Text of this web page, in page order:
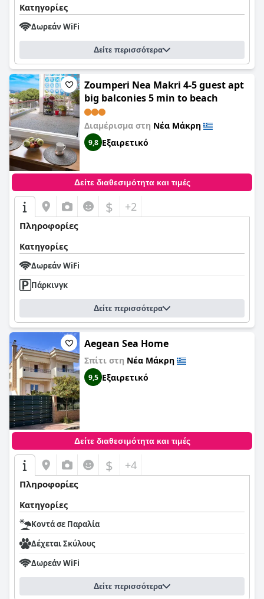
Κατηγορίες
Δωρεάν WiFi
Δείτε περισσότερα
Zoumperi Nea Makri 4-5 guest apt
big balconies 5 min to beach
Διαμέρισμα στη Νέα Μάκρη
9,8 Εξαιρετικό
Δείτε διαθεσιμότητα και τιμές
$ +2
Πληροφορίες
Κατηγορίες
Δωρεάν WiFi
Πάρκινγκ
Δείτε περισσότερα
Aegean Sea Home
Σπίτι στη Νέα Μάκρη
9,5 Εξαιρετικό
Δείτε διαθεσιμότητα και τιμές
$ +4
Πληροφορίες
Κατηγορίες
Κοντά σε Παραλία
Δέχεται Σκύλους
Δωρεάν WiFi
Δείτε περισσότερα